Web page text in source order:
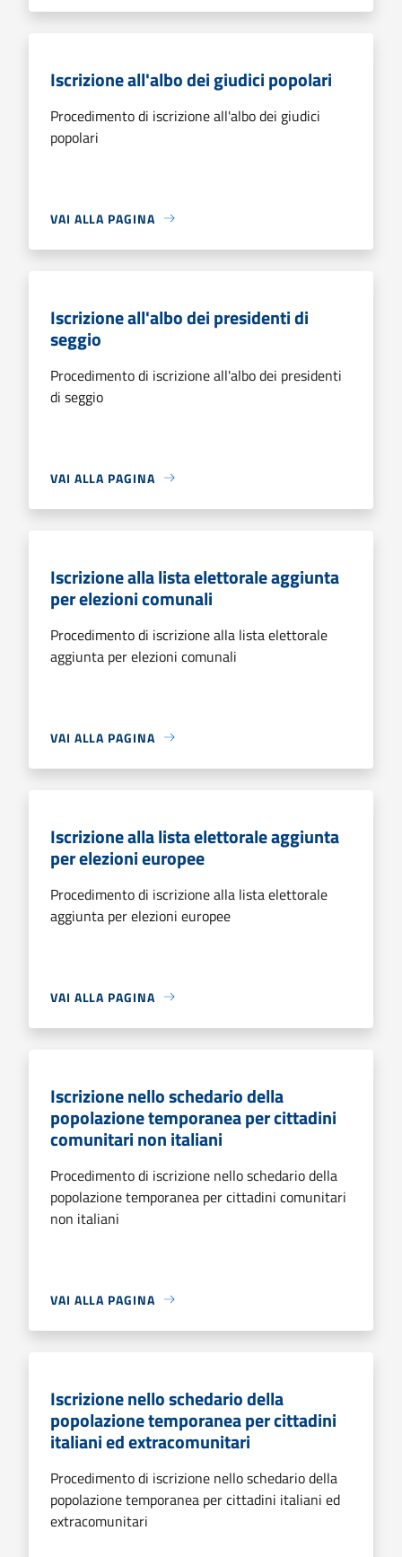
Iscrizione all'albo dei giudici popolari
Procedimento di iscrizione all'albo dei giudici
popolari
VAI ALLA PAGINA
Iscrizione all'albo dei presidenti di
seggio
Procedimento di iscrizione all'albo dei presidenti
di seggio
VAI ALLA PAGINA
Iscrizione alla lista elettorale aggiunta
per elezioni comunali
Procedimento di iscrizione alla lista elettorale
aggiunta per elezioni comunali
VAI ALLA PAGINA
Iscrizione alla lista elettorale aggiunta
per elezioni europee
Procedimento di iscrizione alla lista elettorale
aggiunta per elezioni europee
VAI ALLA PAGINA
Iscrizione nello schedario della
popolazione temporanea per cittadini
comunitari non italiani
Procedimento di iscrizione nello schedario della
popolazione temporanea per cittadini comunitari
non italiani
VAI ALLA PAGINA
Iscrizione nello schedario della
popolazione temporanea per cittadini
italiani ed extracomunitari
Procedimento di iscrizione nello schedario della
popolazione temporanea per cittadini italiani ed
extracomunitari